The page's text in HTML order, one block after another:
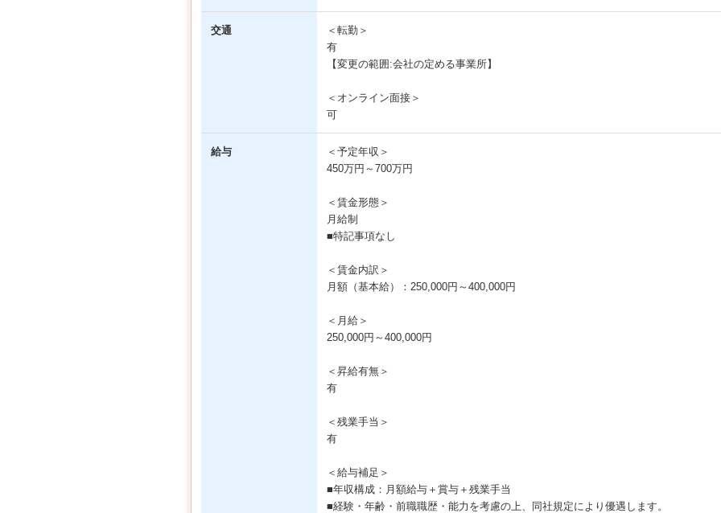
交通
＜転勤＞
有
【変更の範囲:会社の定める事業所】
＜オンライン面接＞
可
給与
＜予定年収＞
450万円～700万円
＜賃金形態＞
月給制
■特記事項なし
＜賃金内訳＞
月額（基本給）：250,000円～400,000円
＜月給＞
250,000円～400,000円
＜昇給有無＞
有
＜残業手当＞
有
＜給与補足＞
■年収構成：月額給与＋賞与＋残業手当
■経験・年齢・前職職歴・能力を考慮の上、同社規定により優遇します。